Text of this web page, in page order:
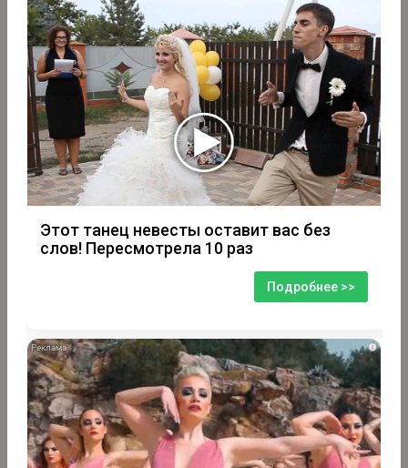
Этот танец невесты оставит вас без
слов! Пересмотрела 10 раз
Подробнее >>
i